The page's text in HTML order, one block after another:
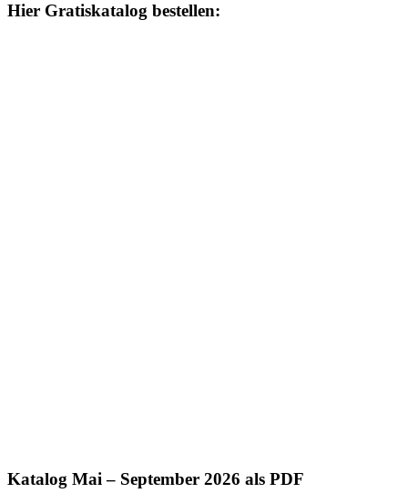
Hier Gratiskatalog bestellen:
Katalog Mai – September 2026 als PDF